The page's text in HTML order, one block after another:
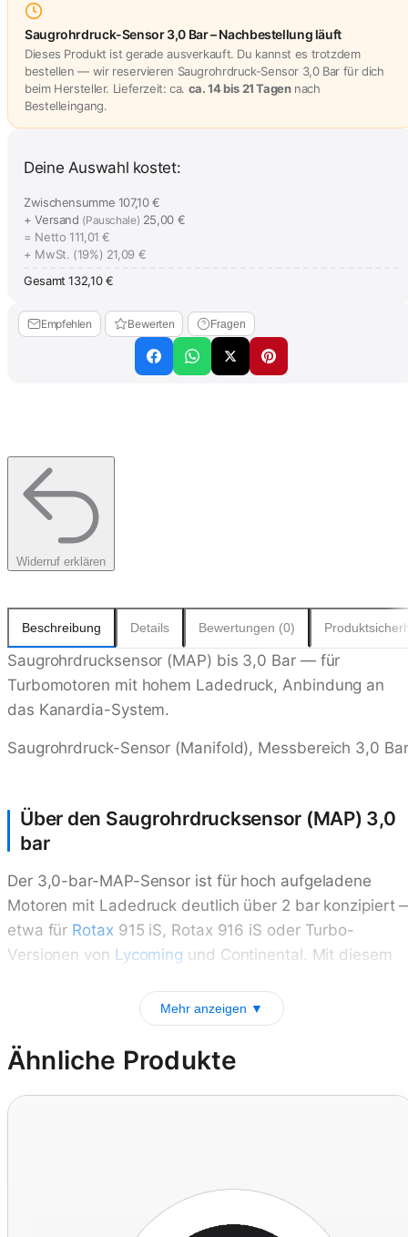
Saugrohrdruck-Sensor 3,0 Bar – Nachbestellung läuft
Dieses Produkt ist gerade ausverkauft. Du kannst es trotzdem
bestellen — wir reservieren Saugrohrdruck-Sensor 3,0 Bar für dich
beim Hersteller. Lieferzeit: ca. ca. 14 bis 21 Tagennach
Bestelleingang.
Deine Auswahl kostet:
Zwischensumme 107,10 €
+ Versand (Pauschale) 25,00 €
= Netto 111,01 €
+ MwSt. (19%) 21,09 €
Gesamt 132,10 €
Empfehlen Bewerten Fragen
Widerruf erklären
Beschreibung Details Bewertungen (0)
Saugrohrdrucksensor (MAP) bis 3,0 Bar — für
Turbomotoren mit hohem Ladedruck, Anbindung an
das Kanardia-System.
Saugrohrdruck-Sensor (Manifold), Messbereich 3,0
Über den Saugrohrdrucksensor (MAP) 3,0
bar
Der 3,0-bar-MAP-Sensor ist für hoch aufgeladene
Motoren mit Ladedruck deutlich über 2 bar konzipiert
etwa für Rotax 915 iS, Rotax 916 iS oder Turbo-
Versionen von Lycoming und Continental. Mit diesem
Mehr anzeigen ▼
Ähnliche Produkte